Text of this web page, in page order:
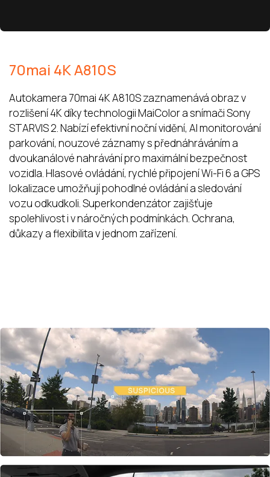
70mai 4K A810S
Autokamera 70mai 4K A810S zaznamenává obraz v
rozlišení 4K díky technologii MaiColor a snímači Sony
STARVIS 2. Nabízí efektivní noční vidění, AI monitorování
parkování, nouzové záznamy s přednáhráváním a
dvoukanálové nahrávání pro maximální bezpečnost
vozidla. Hlasové ovládání, rychlé připojení Wi-Fi 6 a GPS
lokalizace umožňují pohodlné ovládání a sledování
vozu odkudkoli. Superkondenzátor zajišťuje
spolehlivost i v náročných podmínkách. Ochrana,
důkazy a flexibilita v jednom zařízení.